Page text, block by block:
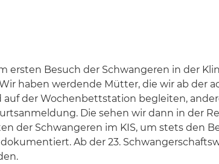
Besuch der Schwangeren in der
haben werdende Mütter, die wir ab der
der Wochenbettstation begleiten,
Die sehen wir dann in der
der Schwangeren im KIS, um stets den
Ab der 23.